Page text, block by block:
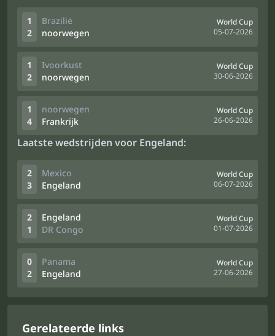
1
2
Brazilië
noorwegen
World Cup
05-07-2026
1
2
Ivoorkust
noorwegen
World Cup
30-06-2026
1
4
noorwegen
Frankrijk
World Cup
26-06-2026
Laatste wedstrijden voor Engeland:
2
3
Mexico
Engeland
World Cup
06-07-2026
2
1
Engeland
DR Congo
World Cup
01-07-2026
0
2
Panama
Engeland
World Cup
27-06-2026
Gerelateerde links